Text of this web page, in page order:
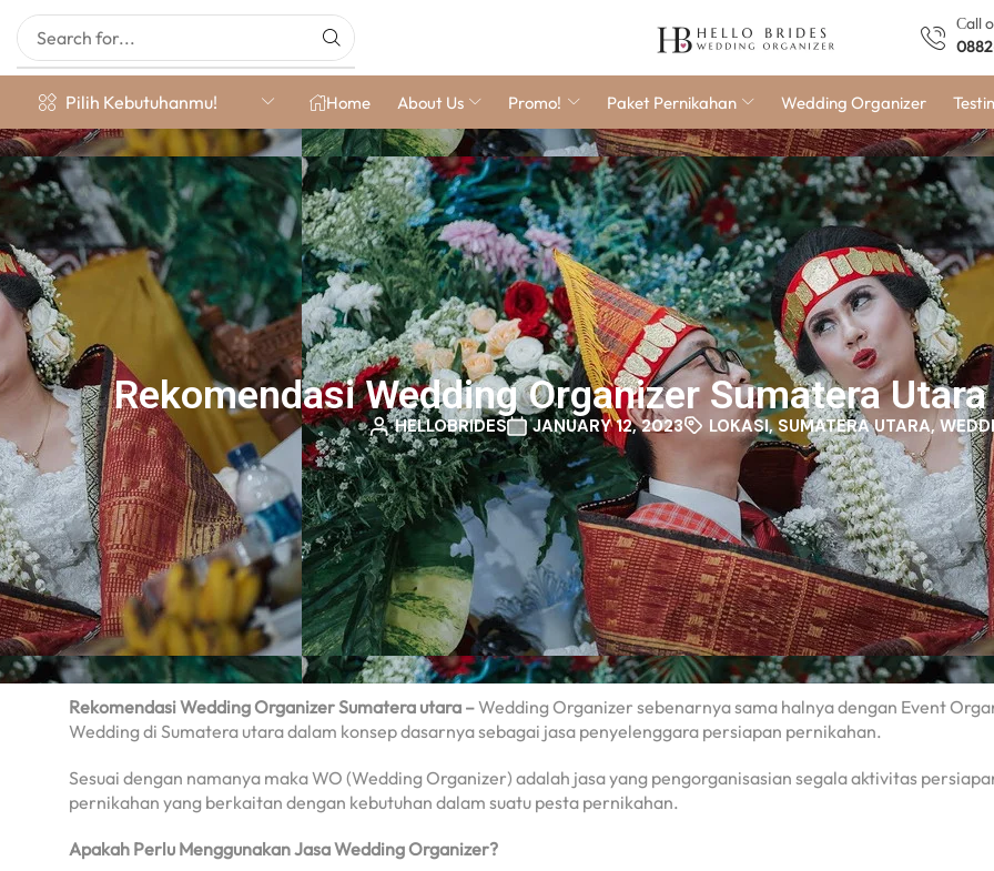
Сall
Pilih Kebutuhanmu! Home About Us Promo! Paket Pernikahan Wedding Organizer
Rekomendasi Wedding Organizer Sumatera
HELLOBRIDES JANUARY 12, 2023 LOKASI,SUMATERA UTARA,
Rekomendasi Wedding Organizer Sumatera utara –Wedding Organizer sebenarnya sama halnya dengan Event
Wedding di Sumatera utara dalam konsep dasarnya sebagai jasa penyelenggara persiapan pernikahan.
Sesuai dengan namanya maka WO (Wedding Organizer) adalah jasa yang pengorganisasian segala aktivitas
pernikahan yang berkaitan dengan kebutuhan dalam suatu pesta pernikahan.
Apakah Perlu Menggunakan Jasa Wedding Organizer?